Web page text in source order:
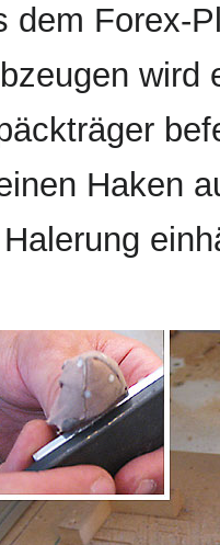
dem Forex-
wird
Haken